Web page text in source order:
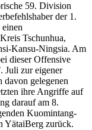
59. Division
der 1.
Tschunhua,
Kansu-Ningsia. Am
dieser Offensive
Juli zur eigener
gelegenen
ihre Angriffe auf
darauf am 8.
Kuomintang-
YätaiBerg zurück.